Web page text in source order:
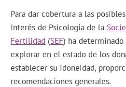
Para dar cobertura a las
Interés de Psicología de la
Fertilidad (SEF) ha
explorar en el estado de los
establecer su idoneidad,
recomendaciones generales.